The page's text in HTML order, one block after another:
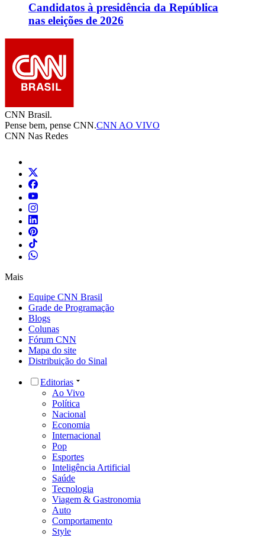
Candidatos à presidência da República
nas eleições de 2026
CNN Brasil.
Pense bem, pense CNN.CNN AO VIVO
CNN Nas Redes
Mais
Equipe CNN Brasil
Grade de Programação
Blogs
Colunas
Fórum CNN
Mapa do site
Distribuição do Sinal
Editorias
Ao Vivo
Política
Nacional
Economia
Internacional
Pop
Esportes
Inteligência Artificial
Saúde
Tecnologia
Viagem & Gastronomia
Auto
Comportamento
Style